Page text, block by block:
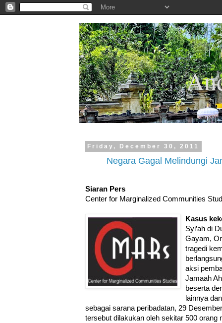
.
Friday, December 30, 2011
Negara Gagal Melindungi
Siaran Pers
Center for Marginalized Communities
Kasus
Syi’ah di
Gayam,
tragedi
aksi
Jamaah
beserta
lainnya
sebagai sarana peribadatan, 29
tersebut dilakukan oleh sekitar 500 orang